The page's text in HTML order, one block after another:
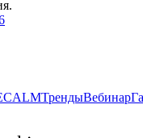
ТрендыВебинар